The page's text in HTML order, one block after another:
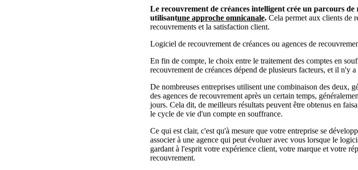
Le recouvrement de créances intelligent crée un parcours
utilisantune approche omnicanale.Cela permet aux clients de
recouvrements et la satisfaction client.
Logiciel de recouvrement de créances ou agences de
En fin de compte, le choix entre le traitement des comptes en
recouvrement de créances dépend de plusieurs facteurs, et il n'y
De nombreuses entreprises utilisent une combinaison des deux,
des agences de recouvrement après un certain temps,
jours. Cela dit, de meilleurs résultats peuvent être obtenus en
le cycle de vie d'un compte en souffrance.
Ce qui est clair, c'est qu'à mesure que votre entreprise se
associer à une agence qui peut évoluer avec vous lorsque le
gardant à l'esprit votre expérience client, votre marque et votre
recouvrement.